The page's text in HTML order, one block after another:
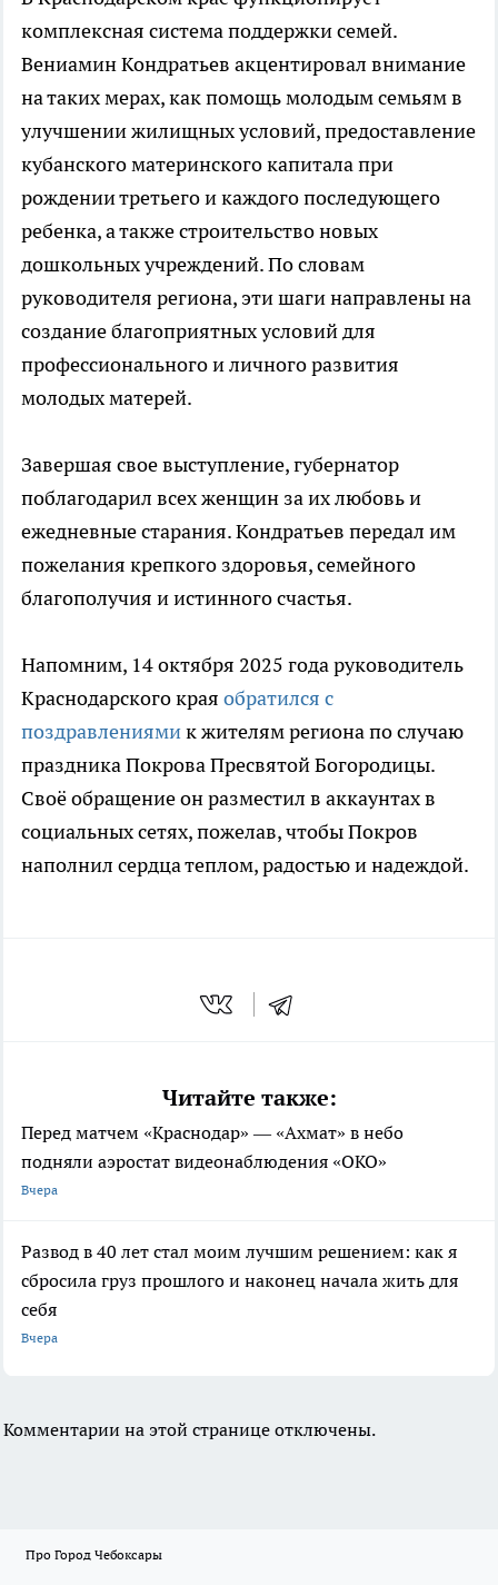
комплексная система поддержки семей.
Вениамин Кондратьев акцентировал внимание
на таких мерах, как помощь молодым семьям в
улучшении жилищных условий, предоставление
кубанского материнского капитала при
рождении третьего и каждого последующего
ребенка, а также строительство новых
дошкольных учреждений. По словам
руководителя региона, эти шаги направлены на
создание благоприятных условий для
профессионального и личного развития
молодых матерей.
Завершая свое выступление, губернатор
поблагодарил всех женщин за их любовь и
ежедневные старания. Кондратьев передал им
пожелания крепкого здоровья, семейного
благополучия и истинного счастья.
Напомним, 14 октября 2025 года руководитель
Краснодарского края обратился с
поздравлениямик жителям региона по случаю
праздника Покрова Пресвятой Богородицы.
Своё обращение он разместил в аккаунтах в
социальных сетях, пожелав, чтобы Покров
наполнил сердца теплом, радостью и надеждой.
Читайте также:
Перед матчем «Краснодар» — «Ахмат» в небо
подняли аэростат видеонаблюдения «ОКО»
Вчера
Развод в 40 лет стал моим лучшим решением: как я
сбросила груз прошлого и наконец начала жить для
себя
Вчера
Комментарии на этой странице отключены.
Про Город Чебоксары